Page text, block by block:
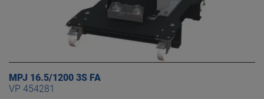
MPJ 16.5/1200 3S FA
VP 454281